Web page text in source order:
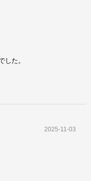
した。
2025-11-03